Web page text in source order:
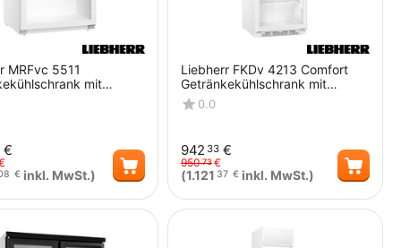
MRFvc 5511
mit
LED
€
€ inkl. MwSt.)
Liebherr FKDv 4213 Comfort
Getränkekühlschrank mit
Glastür und LED
0.0
942 33 €
95073€
(1.121 37 € inkl. MwSt.)